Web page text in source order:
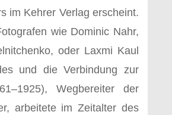
im Kehrer Verlag erscheint.
wie Dominic Nahr,
oder Laxmi Kaul
und die Verbindung zur
Wegbereiter der
arbeitete im Zeitalter des